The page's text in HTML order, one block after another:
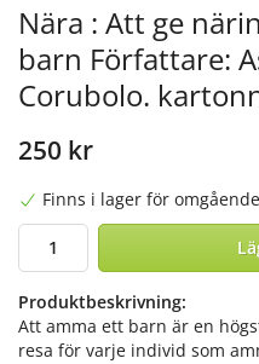
Nära : Att ge
barn Författare:
Corubolo.
250 kr
Finns i lager för
Produktbeskrivning:
Att amma ett barn är en
resa för varje individ som